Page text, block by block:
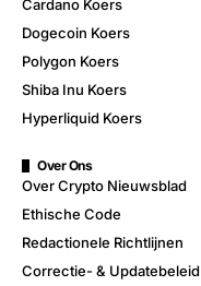
Cardano Koers
Dogecoin Koers
Polygon Koers
Shiba Inu Koers
Hyperliquid Koers
Over Ons
Over Crypto Nieuwsblad
Ethische Code
Redactionele Richtlijnen
Correctie- & Updatebeleid